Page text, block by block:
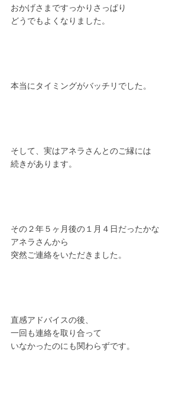
おかげさまですっかりさっぱり
どうでもよくなりました。
本当にタイミングがバッチリでした。
そして、実はアネラさんとのご縁には
続きがあります。
その２年５ヶ月後の１月４日だったかな
アネラさんから
突然ご連絡をいただきました。
直感アドバイスの後、
一回も連絡を取り合って
いなかったのにも関わらずです。